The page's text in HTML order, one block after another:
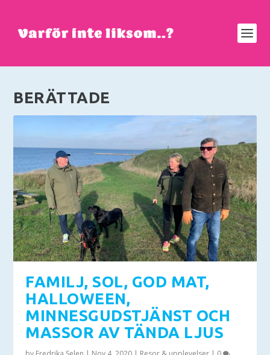
BERÄTTADE
FAMILJ, SOL, GOD MAT,
HALLOWEEN,
MINNESGUDSTJÄNST OCH
MASSOR AV TÄNDA LJUS